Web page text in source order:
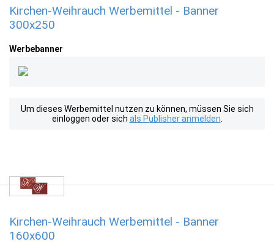
Kirchen-Weihrauch Werbemittel - Banner
300x250
Werbebanner
Um dieses Werbemittel nutzen zu können, müssen Sie sich
einloggen oder sich als Publisher anmelden
Kirchen-Weihrauch Werbemittel - Banner
160x600